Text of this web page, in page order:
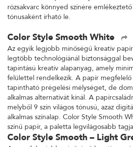
rózsakvarc könnyed színére
tónusaként írható le.
Color Style Smooth White
Az egyik legjobb minőségű kreatív
legtöbb technológiánál biztonsággal
tapintású kreatív alapanyag, amely
felülettel rendelkezik. A papír
tapintható prégelési mélységet, de
alkalmas alternatívát kínál. A
melyből 9 szín világos tónusú, azaz
alkalmas színalap. Color Style Smooth
színű papír, a paletta legvilágosabb
Color Style Smooth – Light